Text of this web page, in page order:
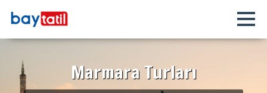
Marmara Turları